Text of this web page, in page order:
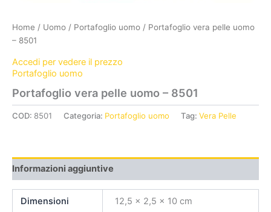
Home / Uomo / Portafoglio uomo / Portafoglio vera pelle uomo
– 8501
Accedi per vedere il prezzo
Portafoglio uomo
Portafoglio vera pelle uomo – 8501
COD: 8501 Categoria: Portafoglio uomo Tag: Vera Pelle
Informazioni aggiuntive
Dimensioni 12,5 × 2,5 × 10 cm